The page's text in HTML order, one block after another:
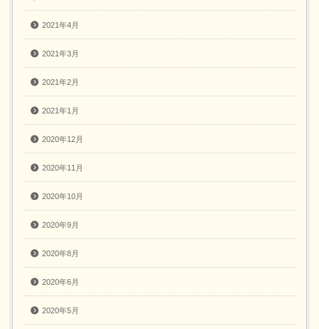
2021年4月
2021年3月
2021年2月
2021年1月
2020年12月
2020年11月
2020年10月
2020年9月
2020年8月
2020年6月
2020年5月